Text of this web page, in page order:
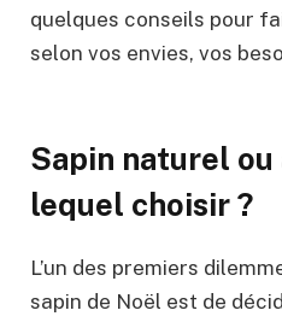
quelques conseils pour
selon vos envies, vos
Sapin naturel
lequel choisir ?
L’un des premiers
sapin de Noël est de